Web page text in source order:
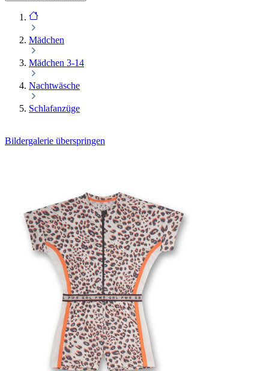
Mädchen
Mädchen 3-14
Nachtwäsche
Schlafanzüge
Bildergalerie überspringen